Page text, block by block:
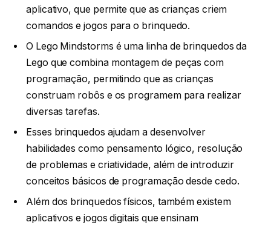
aplicativo, que permite que as crianças criem
comandos e jogos para o brinquedo.
O Lego Mindstorms é uma linha de brinquedos da
Lego que combina montagem de peças com
programação, permitindo que as crianças
construam robôs e os programem para realizar
diversas tarefas.
Esses brinquedos ajudam a desenvolver
habilidades como pensamento lógico, resolução
de problemas e criatividade, além de introduzir
conceitos básicos de programação desde cedo.
Além dos brinquedos físicos, também existem
aplicativos e jogos digitais que ensinam